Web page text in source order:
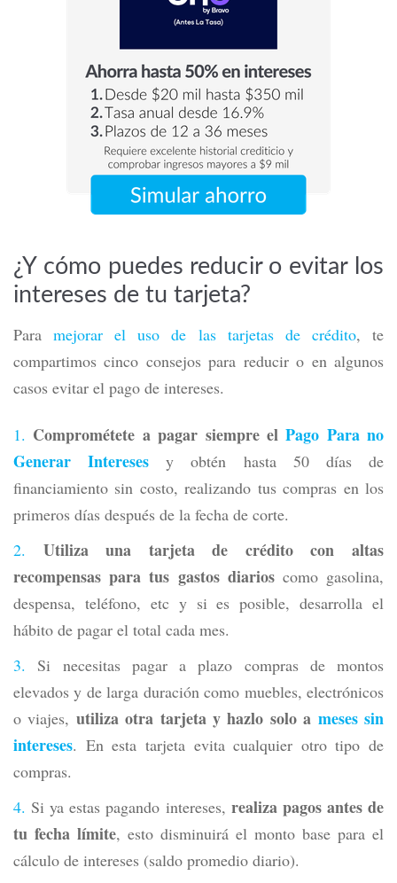
¿Y cómo puedes reducir o evitar los
intereses de tu tarjeta?
Paramejorar el uso de las tarjetas de crédito, te
compartimos cinco consejos para reducir o en algunos
casos evitar el pago de intereses.
Comprométete a pagar siempre elPago Para no
Generar Intereses
y obtén hasta 50 días de
financiamiento sin costo, realizando tus compras en los
primeros días después de la fecha de corte.
Utiliza una tarjeta de crédito con altas
recompensas para tus gastos diarioscomo gasolina,
despensa, teléfono, etc y si es posible, desarrolla el
hábito de pagar el total cada mes.
Si necesitas pagar a plazo compras de montos
elevados y de larga duración como muebles, electrónicos
o viajes, utiliza otra tarjeta y hazlo solo a meses sin
intereses. En esta tarjeta evita cualquier otro tipo de
compras.
Si ya estas pagando intereses, realiza pagos antes de
tu fecha límite, esto disminuirá el monto base para el
cálculo de intereses (saldo promedio diario).